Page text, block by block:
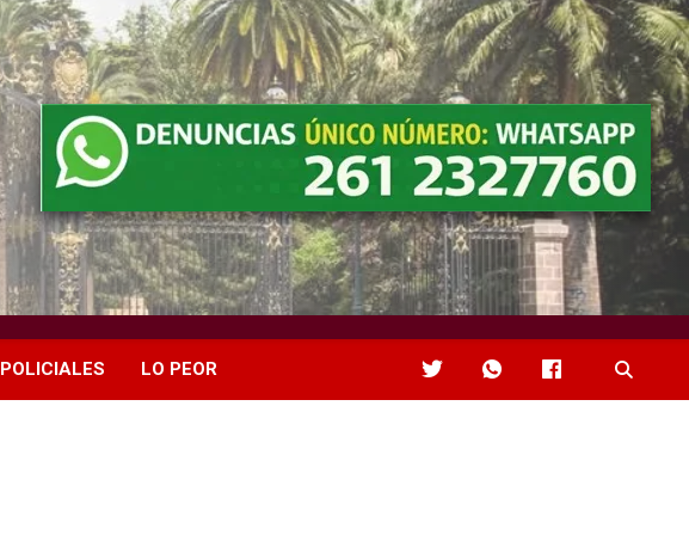
POLICIALES LO PEOR